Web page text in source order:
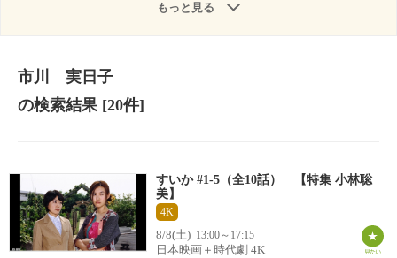
もっと見る
市川 実日子
の検索結果[20件]
すいか #1-5（全10話） 【特集 小林聡
美】
4K
8/8(土) 13:00～17:15
日本映画＋時代劇 4K